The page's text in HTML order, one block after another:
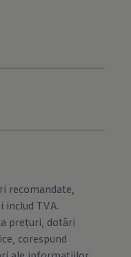
recomandate,
includ TVA.
prețuri, dotări
corespund